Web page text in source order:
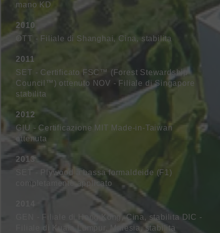
mano KD
2010
OTT - Filiale di Shanghai, Cina, stabilita
2011
SET - Certificato FSC™ (Forest Stewardship
Council™) ottenuto NOV - Filiale di Singapore
stabilita
2012
GIU - Certificazione MIT Made-in-Taiwan
ottenuta
2013
SET - Plywood a bassa formaldeide (F1)
completamente applicato
GEN - Filiale di Hong Kong, Cina, stabilita DIC -
Filiale di Kuala Lumpur, Malesia, stabilita